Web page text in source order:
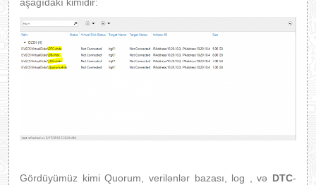
Gördüyümüz kimi Quorum, verilənlər bazası, log , və DTC-